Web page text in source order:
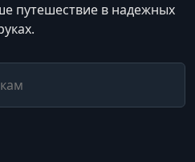
путешествие в надежных